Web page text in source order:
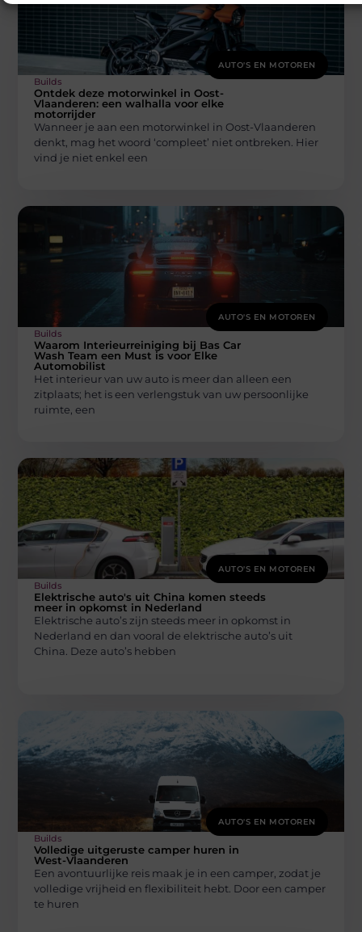
AUTO'S EN MOTOREN
Builds
Ontdek deze motorwinkel in Oost-
Vlaanderen: een walhalla voor elke
motorrijder
Wanneer je aan een motorwinkel in Oost-Vlaanderen
denkt, mag het woord ‘compleet’ niet ontbreken. Hier
vind je niet enkel een
AUTO'S EN MOTOREN
Builds
Waarom Interieurreiniging bij Bas Car
Wash Team een Must is voor Elke
Automobilist
Het interieur van uw auto is meer dan alleen een
zitplaats; het is een verlengstuk van uw persoonlijke
ruimte, een
AUTO'S EN MOTOREN
Builds
Elektrische auto's uit China komen steeds
meer in opkomst in Nederland
Elektrische auto’s zijn steeds meer in opkomst in
Nederland en dan vooral de elektrische auto’s uit
China. Deze auto’s hebben
AUTO'S EN MOTOREN
Builds
Volledige uitgeruste camper huren in
West-Vlaanderen
Een avontuurlijke reis maak je in een camper, zodat je
volledige vrijheid en flexibiliteit hebt. Door een camper
te huren